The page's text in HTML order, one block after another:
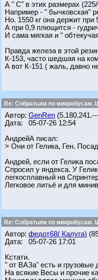
А " С" в этих размерах
Например - " бычковская"
Но. 1550 кг она держит
А при 0,9 плющится -
И сама мягкая и "
Правда железа в этой
К-153, часто шедшая на
А вот К-151 ( жаль, давно
Re: Собратьям по микробусам.
Автор: GenRen
Дата: 05-07-26 12:54
АндрейА писал:
> Они от Гелика, Ген.
Андрей, если от Гелика
Спросил у яндекса. У
легкосплавный на
Легковое литьё и для
Re: Собратьям по микробусам.
Автор: федот68( Калуга)
Дата: 05-07-26 17:01
Кстати.
" от ВАЗа" есть и грузовые
На всякие Весы и прочие